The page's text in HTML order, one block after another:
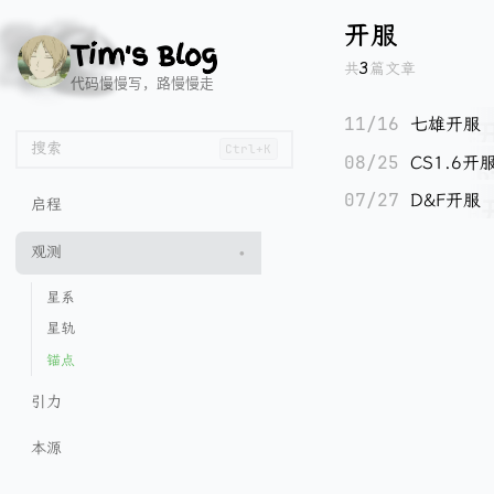
🐂
🧭
🏖️
Tim's Blog
代码慢慢写，路慢慢走
搜索 Ctrl+K
启程
观测
星系
星轨
锚点
引力
本源
开服
共3篇文章
11/16 七雄开服
08/25 CS1.6开
07/27 D&F开服